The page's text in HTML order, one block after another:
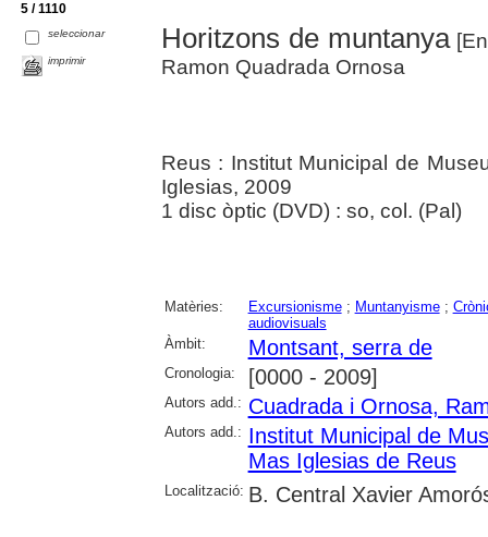
5 / 1110
seleccionar
imprimir
Horitzons de muntanya
Ramon Quadrada Ornosa
Reus : Institut Municipal de
Iglesias, 2009
1 disc òptic (DVD) : so, col. (Pal)
Matèries: Excursionisme; Muntanyisme;
audiovisuals
Àmbit:
Montsant, serra de
Cronologia: [0000 - 2009]
Autors add.: Cuadrada i Ornosa,
Autors add.: Institut Municipal de
Mas Iglesias de Reus
Localització: B. Central Xavier